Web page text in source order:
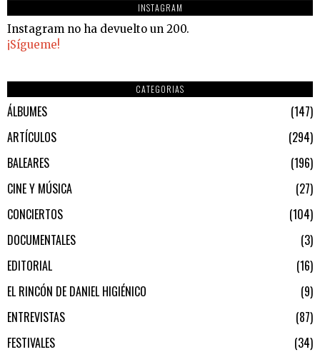
INSTAGRAM
Instagram no ha devuelto un 200.
¡Sígueme!
CATEGORIAS
ÁLBUMES
147
ARTÍCULOS
294
BALEARES
196
CINE Y MÚSICA
27
CONCIERTOS
104
DOCUMENTALES
3
EDITORIAL
16
EL RINCÓN DE DANIEL HIGIÉNICO
9
ENTREVISTAS
87
FESTIVALES
34